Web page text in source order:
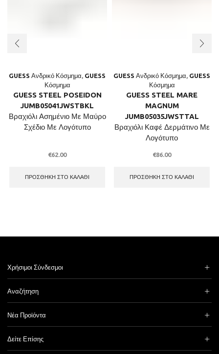
GUESS Ανδρικό Κόσμημα, GUESS
Κόσμημα
GUESS STEEL POSEIDON
JUMB05041JWSTBKL
Βραχιόλι Ασημένιο Με Μαύρο
Σχέδιο Με Λογότυπο
€62.00
ΠΡΟΣΘΉΚΗ ΣΤΟ ΚΑΛΆΘΙ
GUESS Ανδρικό Κόσμημα, GUESS
Κόσμημα
GUESS STEEL MARE
MAGNUM
JUMB05035JWSTTAL
Βραχιόλι Καφέ Δερμάτινο Με
Λογότυπο
€86.00
ΠΡΟΣΘΉΚΗ ΣΤΟ ΚΑΛΆΘΙ
Χρήσιμοι Σύνδεσμοι
Αναζήτηση
Νέα Προϊόντα
Δείτε Επίσης